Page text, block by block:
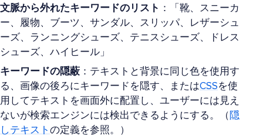
文脈から外れたキーワードのリスト ：「靴、スニーカ
ー、履物、ブーツ、サンダル、スリッパ、レザーシュ
ーズ、ランニングシューズ、テニスシューズ、ドレス
シューズ、ハイヒール」
キーワードの隠蔽 ：テキストと背景に同じ色を使用す
る、画像の後ろにキーワードを隠す、またはCSSを使
用してテキストを画面外に配置し、ユーザーには見え
ないが検索エンジンには検出できるようにする。（ 隠
しテキスト の定義を参照。）